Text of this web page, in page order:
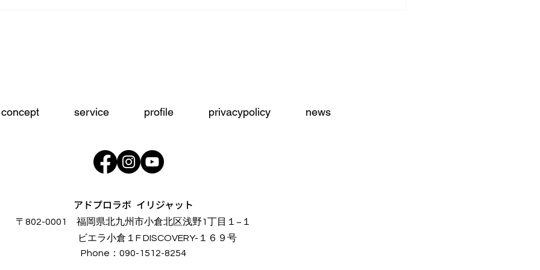
concept service profile privacypolicy news
アドプロラボ イリジャット
〒802-0001 福岡県北九州市小倉北区浅野1丁目１−１
​ビエラ小倉１F DISCOVERY-１６９号
Phone：090-1512-8254